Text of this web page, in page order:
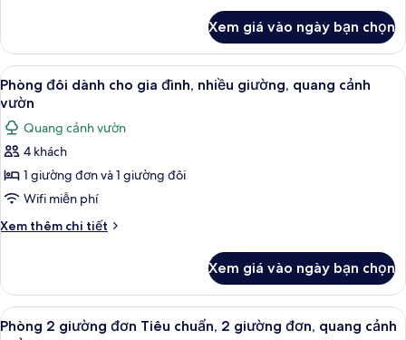
Tiêu
chuẩn,
2
giường
đơn,
phù
hợp
cho
người
khuyết
cảnh
vườn
Phòng
đôi
hoặc
2
giường
đơn
Tiêu
2
giường
phù
khuyết
tật,
quang
Xem giá vào ngày bạn chọn
Xem
tất
cả
ảnh
Phòng
đôi
dành
cho
nhiều
giường,
quang
Bộ trải giường bằng vải cotton Ai
13
Phòng đôi dành cho gia đình, nhiều giường, quang cảnh
vườn
Quang cảnh vườn
4 khách
1 giường đơn và 1 giường đôi
Wifi miễn phí
Xem thêm chi tiết
Chi
Phòng
đôi
dành
Xem giá vào ngày bạn chọn
Xem
Phòng 2 giường đơn Tiêu chuẩn, 2
15
Phòng 2 giường đơn Tiêu chuẩn, 2 giường đơn, quang cảnh